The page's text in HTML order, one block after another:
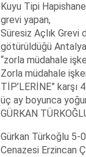
Kuyu Tipi
grevi yapan,
Süresiz Açlık Grevi
götürüldüğü
“zorla müdahale
Zorla müdahale
TİP’LERİNE” karşı
üç ay boyunca
GÜRKAN
Gürkan Türkoğlu 5-
Cenazesi Erzincan